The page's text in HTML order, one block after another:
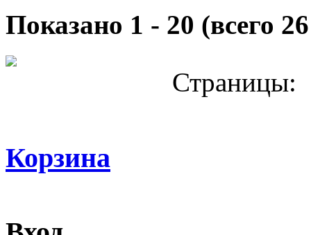
Показано 1 - 20 (всего 26
Страницы:
Корзина